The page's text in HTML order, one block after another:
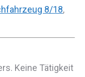
8/18,
Keine Tätigkeit